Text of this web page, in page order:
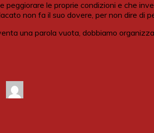
le proprie condizioni e che
non fa il suo dovere, per non dire di
una parola vuota, dobbiamo